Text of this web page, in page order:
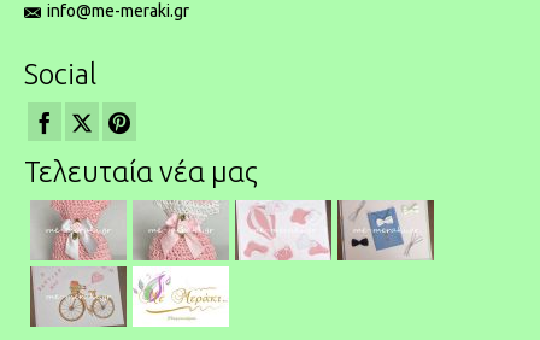
info@me-meraki.gr
Social
Τελευταία νέα μας